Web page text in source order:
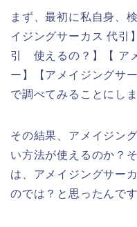
まず、最初に私自身、
イジングサーカス 代引
引 使えるの？】【 ア
ー】【アメイジングサ
で調べてみることにしま
その結果、アメイジン
い方法が使えるのか？
は、アメイジングサー
のでは？と思ったんです